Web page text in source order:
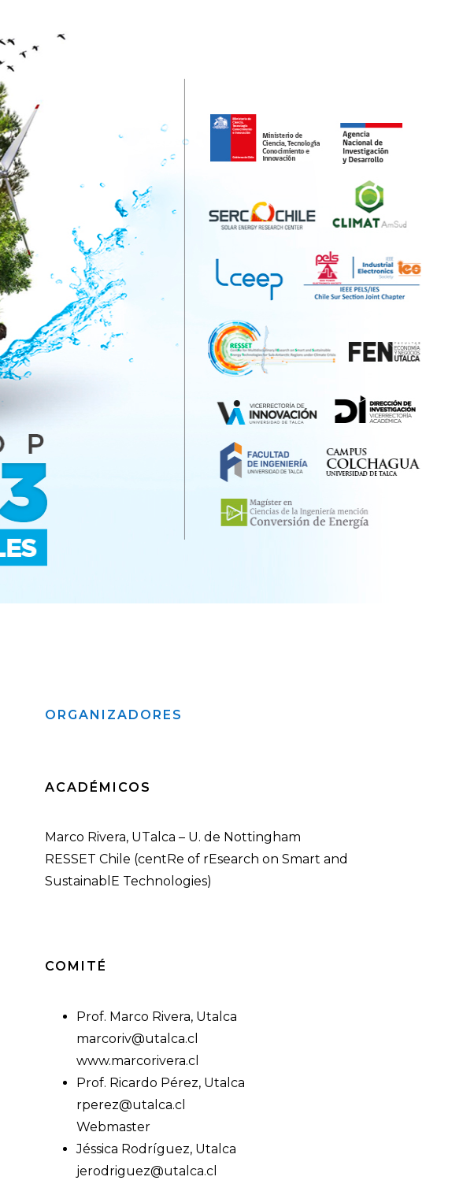
ORGANIZADORES
ACADÉMICOS
Marco Rivera, UTalca – U. de Nottingham
RESSET Chile (centRe of rEsearch on Smart and
SustainablE Technologies)
COMITÉ
Prof. Marco Rivera, Utalca
marcoriv@utalca.cl
www.marcorivera.cl
Prof. Ricardo Pérez, Utalca
rperez@utalca.cl
Webmaster
Jéssica Rodríguez, Utalca
jerodriguez@utalca.cl